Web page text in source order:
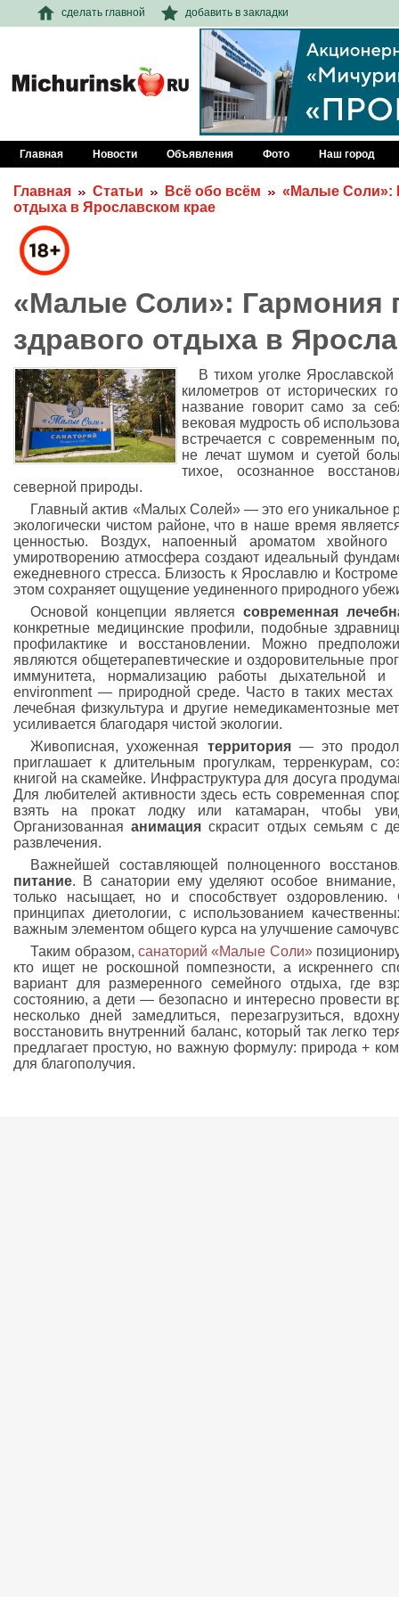
сделать главной добавить в закладки
Главная Новости Объявления Фото Наш город
Главная Статьи Всё обо всём
«Малые Соли»:
отдыха в Ярославском крае
«Малые Соли»: Гармония
здравого отдыха в
В тихом уголке Ярославской
километров от исторических
название говорит само за
вековая мудрость об
встречается с современным
не лечат шумом и суетой
тихое, осознанное
северной природы.
Главный актив «Малых Солей» — это его уникальное
экологически чистом районе, что в наше время
ценностью. Воздух, напоенный ароматом
умиротворению атмосфера создают идеальный
ежедневного стресса. Близость к Ярославлю и
этом сохраняет ощущение уединенного природного
Основой концепции являетсясовременная
конкретные медицинские профили, подобные
профилактике и восстановлении. Можно
являются общетерапевтические и оздоровительные
иммунитета, нормализацию работы дыхательной и
environment — природной среде. Часто в таких
лечебная физкультура и другие немедикаментозные
усиливается благодаря чистой экологии.
Живописная, ухоженная территория— это
приглашает к длительным прогулкам, терренкурам,
книгой на скамейке. Инфраструктура для досуга
Для любителей активности здесь есть современная
взять на прокат лодку или катамаран, чтобы
Организованнаяанимация скрасит отдых семьям с
развлечения.
Важнейшей составляющей полноценного
питание. В санатории ему уделяют особое
только насыщает, но и способствует
принципах диетологии, с использованием
важным элементом общего курса на улучшение
Таким образом, санаторий «Малые Соли»
кто ищет не роскошной помпезности, а искреннего
вариант для размеренного семейного отдыха, где
состоянию, а дети — безопасно и интересно провести
несколько дней замедлиться, перезагрузиться,
восстановить внутренний баланс, который так легко
предлагает простую, но важную формулу: природа +
для благополучия.